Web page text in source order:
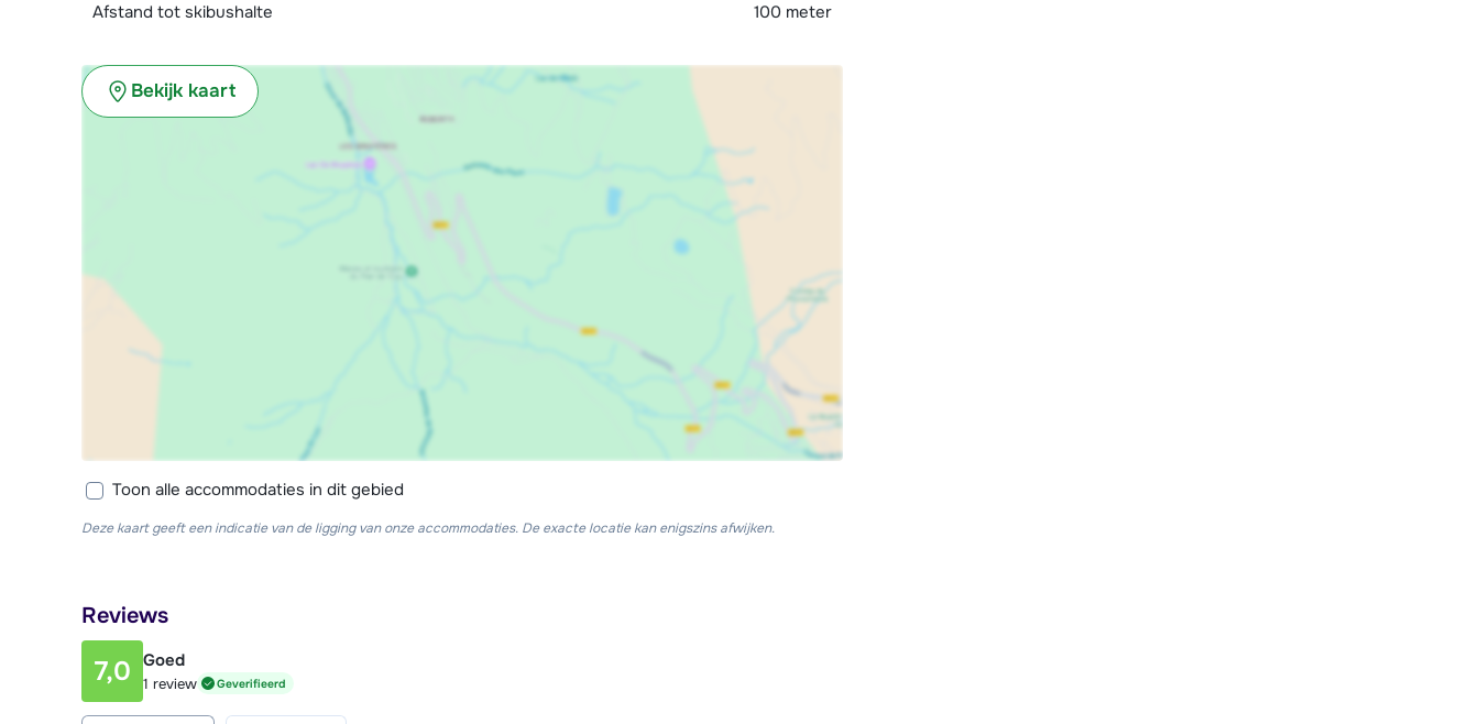
Afstand tot skibushalte
100 meter
Bekijk kaart
Toon alle accommodaties in dit gebied
Deze kaart geeft een indicatie van de ligging van onze accommodaties. De exacte locatie kan enigszins afwijken.
Reviews
7,0 Goed
1 review Geverifieerd